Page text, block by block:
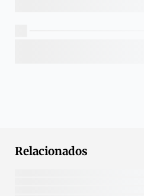
Relacionados